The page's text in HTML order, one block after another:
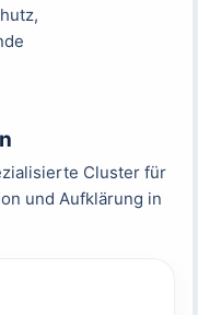
Cluster für
und Aufklärung in